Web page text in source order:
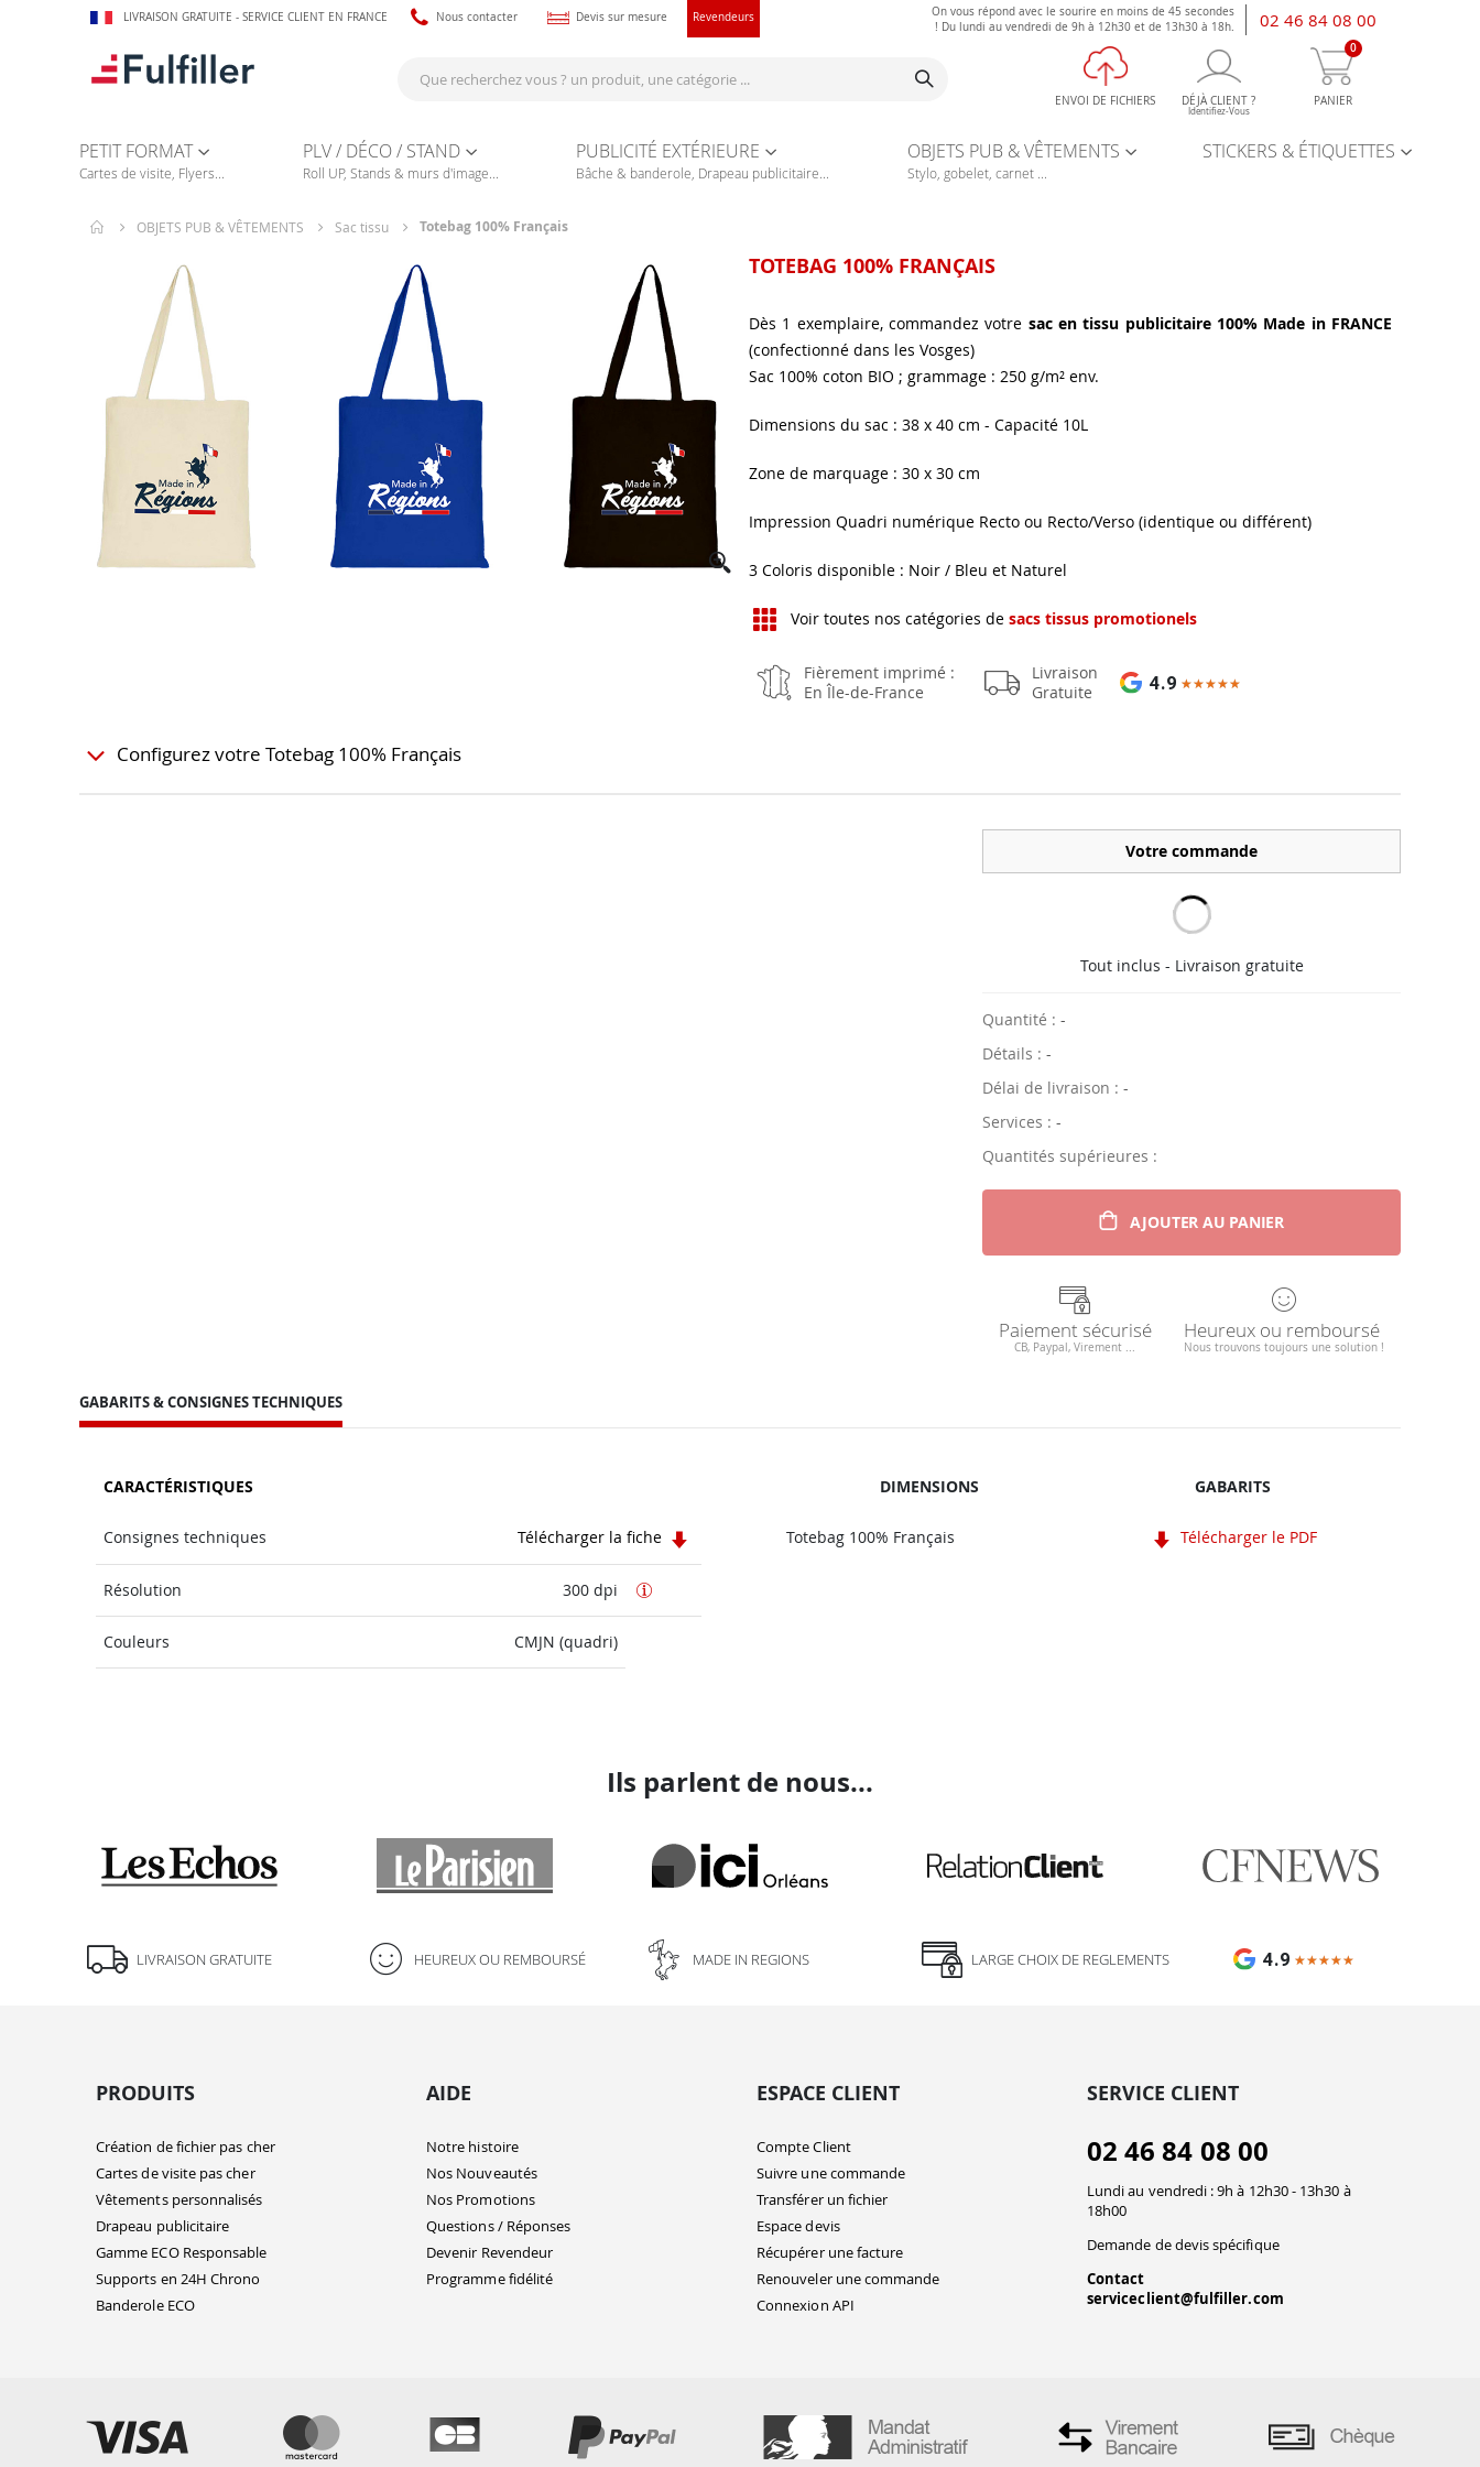
LIVRAISON GRATUITE - SERVICE CLIENT EN FRANCE Nous contacter Devis sur mesure Revendeurs
On vous répond avec le sourire en moins de 45 secondes
! Du lundi au vendredi de 9h à 12h30 et de 13h30 à 18h.
02 46 84 08 00
ENVOI DE FICHIERS DÉJÀ CLIENT ?
Identifiez-Vous
0
PANIER
PETIT FORMAT
Cartes de visite, Flyers...
PLV / DÉCO / STAND
Roll UP, Stands & murs d'image...
PUBLICITÉ EXTÉRIEURE
Bâche & banderole, Drapeau publicitaire...
OBJETS PUB & VÊTEMENTS
Stylo, gobelet, carnet ...
STICKERS & ÉTIQUETTES
OBJETS PUB & VÊTEMENTS Sac tissu Totebag 100% Français
TOTEBAG 100% FRANÇAIS
Dès 1 exemplaire, commandez votre sac en tissu publicitaire 100% Made in FRANCE
(confectionné dans les Vosges)
Sac 100% coton BIO ; grammage : 250 g/m² env.
Dimensions du sac : 38 x 40 cm - Capacité 10L
Zone de marquage : 30 x 30 cm
Impression Quadri numérique Recto ou Recto/Verso (identique ou différent)
3 Coloris disponible : Noir / Bleu et Naturel
Voir toutes nos catégories desacs tissus promotionels
Fièrement imprimé :
En Île-de-France
Livraison
Gratuite
4.9 ★★★★★
★★★★★
Configurez votre Totebag 100% Français
Votre commande
Tout inclus - Livraison gratuite
Quantité : -
Détails : -
Délai de livraison : -
Services : -
Quantités supérieures :
AJOUTER AU PANIER
Paiement sécurisé
CB, Paypal, Virement ...
Heureux ou remboursé
Nous trouvons toujours une solution !
GABARITS & CONSIGNES TECHNIQUES
CARACTÉRISTIQUES
Consignes techniques Télécharger la fiche
Résolution 300 dpi
Couleurs CMJN (quadri)
DIMENSIONS GABARITS
Totebag 100% Français Télécharger le PDF
Ils parlent de nous...
LIVRAISON GRATUITE HEUREUX OU REMBOURSÉ MADE IN REGIONS LARGE CHOIX DE REGLEMENTS 4.9 ★★★★★
★★★★★
PRODUITS
Création de fichier pas cher
Cartes de visite pas cher
Vêtements personnalisés
Drapeau publicitaire
Gamme ECO Responsable
Supports en 24H Chrono
Banderole ECO
AIDE
Notre histoire
Nos Nouveautés
Nos Promotions
Questions / Réponses
Devenir Revendeur
Programme fidélité
ESPACE CLIENT
Compte Client
Suivre une commande
Transférer un fichier
Espace devis
Récupérer une facture
Renouveler une commande
Connexion API
SERVICE CLIENT
02 46 84 08 00
Lundi au vendredi : 9h à 12h30 - 13h30 à
18h00
Demande de devis spécifique
Contact
serviceclient@fulfiller.com
IA + équipe disponible 24/7